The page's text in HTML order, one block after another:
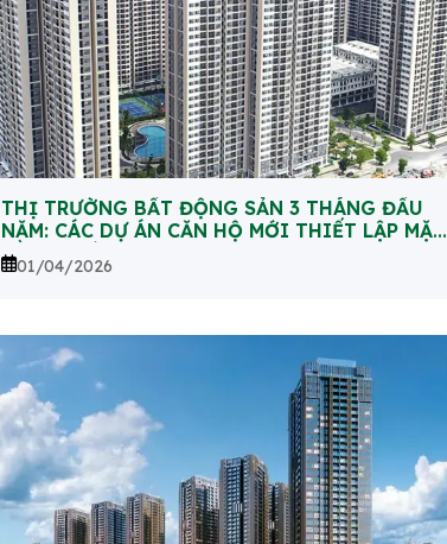
THỊ TRƯỜNG BẤT ĐỘNG SẢN 3 THÁNG ĐẦU
NĂM: CÁC DỰ ÁN CĂN HỘ MỚI THIẾT LẬP MẶT
BẰNG GIÁ CAO
01/04/2026